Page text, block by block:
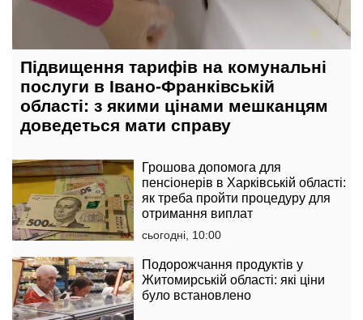
Підвищення тарифів на комунальні
послуги в Івано-Франківській
області: з якими цінами мешканцям
доведеться мати справу
Грошова допомога для
пенсіонерів в Харківській області:
як треба пройти процедуру для
отримання виплат
сьогодні, 10:00
Подорожчання продуктів у
Житомирській області: які ціни
було встановлено